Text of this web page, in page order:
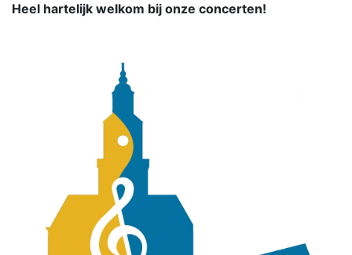
Heel hartelijk welkom bij onze concerten!